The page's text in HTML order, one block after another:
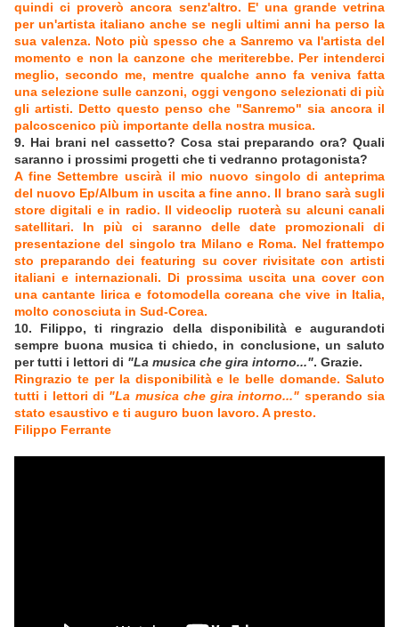
quindi ci proverò ancora senz'altro. E' una grande vetrina
per un'artista italiano anche se negli ultimi anni ha perso la
sua valenza. Noto più spesso che a Sanremo va l'artista del
momento e non la canzone che meriterebbe. Per intenderci
meglio, secondo me, mentre qualche anno fa veniva fatta
una selezione sulle canzoni, oggi vengono selezionati di più
gli artisti. Detto questo penso che "Sanremo" sia ancora il
palcoscenico più importante della nostra musica.
9. Hai brani nel cassetto? Cosa stai preparando ora? Quali
saranno i prossimi progetti che ti vedranno protagonista?
A fine Settembre uscirà il mio nuovo singolo di anteprima
del nuovo Ep/Album in uscita a fine anno. Il brano sarà sugli
store digitali e in radio. Il videoclip ruoterà su alcuni canali
satellitari. In più ci saranno delle date promozionali di
presentazione del singolo tra Milano e Roma. Nel frattempo
sto preparando dei featuring su cover rivisitate con artisti
italiani e internazionali. Di prossima uscita una cover con
una cantante lirica e fotomodella coreana che vive in Italia,
molto conosciuta in Sud-Corea.
10. Filippo, ti ringrazio della disponibilità e augurandoti
sempre buona musica ti chiedo, in conclusione, un saluto
per tutti i lettori di "La musica che gira intorno...". Grazie.
Ringrazio te per la disponibilità e le belle domande. Saluto
tutti i lettori di "La musica che gira intorno..." sperando sia
stato esaustivo e ti auguro buon lavoro. A presto.
Filippo Ferrante